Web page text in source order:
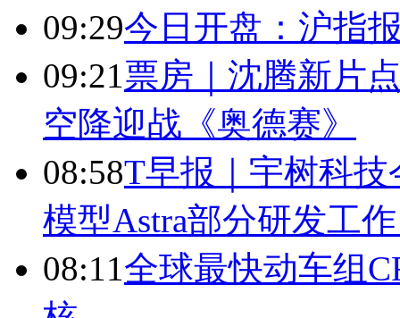
09:29今日开盘：沪指
09:21票房｜沈腾新片
空降迎战《奥德赛》
08:58T早报｜宇树科
模型Astra部分研发工
08:11全球最快动车组